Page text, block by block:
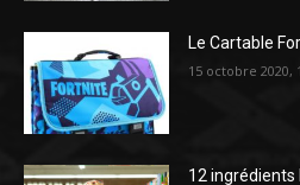
Le Cartable
15 octobre 2020,
12